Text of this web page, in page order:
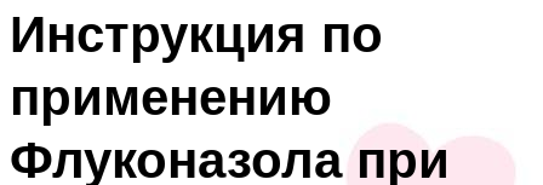
Инструкция по
применению
Флуконазола при